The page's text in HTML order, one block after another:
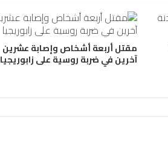
مقتل أربعة أشخاص وإصابة عشرين
آخرين في ضربة روسية على زابوريجيا